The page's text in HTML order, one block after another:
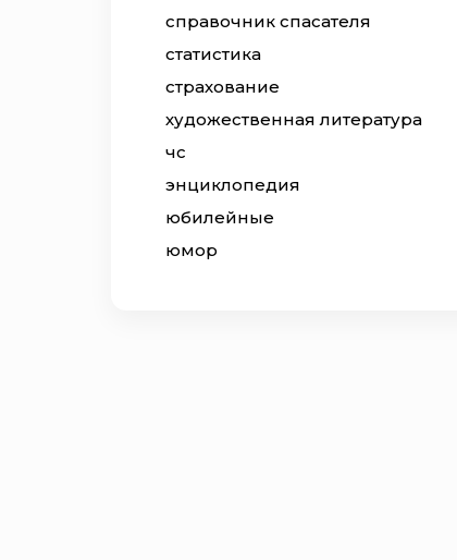
справочник спасателя
статистика
страхование
художественная литература
чс
энциклопедия
юбилейные
юмор